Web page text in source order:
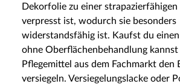
Dekorfolie zu einer
verpresst ist, wodurch sie besonders
widerstandsfähig ist. Kaufst du
ohne Oberflächenbehandlung
Pflegemittel aus dem Fachmarkt den
versiegeln. Versiegelungslacke oder